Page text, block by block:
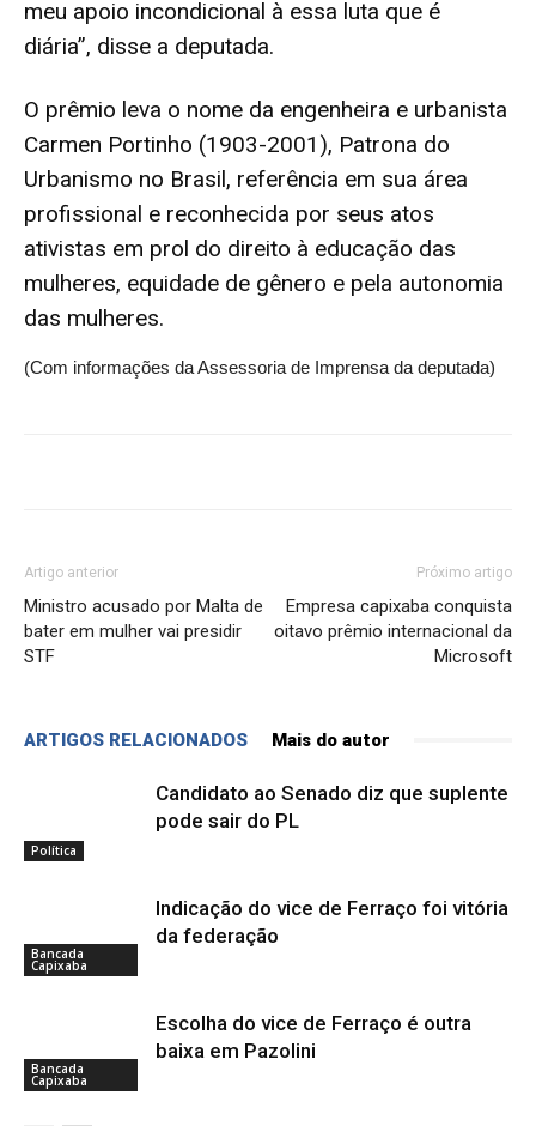
meu apoio incondicional à essa luta que é
diária”, disse a deputada.
O prêmio leva o nome da engenheira e urbanista
Carmen Portinho (1903-2001), Patrona do
Urbanismo no Brasil, referência em sua área
profissional e reconhecida por seus atos
ativistas em prol do direito à educação das
mulheres, equidade de gênero e pela autonomia
das mulheres.
(Com informações da Assessoria de Imprensa da deputada)
Artigo anterior
Ministro acusado por Malta de
bater em mulher vai presidir
STF
Próximo artigo
Empresa capixaba conquista
oitavo prêmio internacional da
Microsoft
ARTIGOS RELACIONADOS Mais do autor
Política
Candidato ao Senado diz que suplente
pode sair do PL
Bancada
Capixaba
Indicação do vice de Ferraço foi vitória
da federação
Bancada
Capixaba
Escolha do vice de Ferraço é outra
baixa em Pazolini